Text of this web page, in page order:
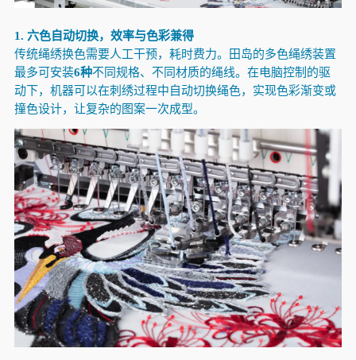
1. 六色自动切换，效率与色彩兼得
传统绳绣换色需要人工干预，耗时费力。田岛的多色绳绣装置
最多可安装6种不同规格、不同材质的绳线。在电脑控制的驱
动下，机器可以在刺绣过程中自动切换绳色，实现色彩渐变或
撞色设计，让复杂的图案一次成型。